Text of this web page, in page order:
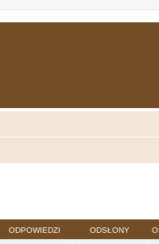
ODPOWIEDZI ODSŁONY